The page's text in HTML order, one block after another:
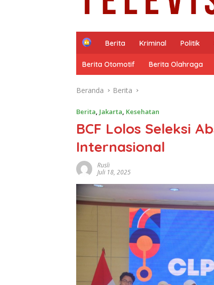
H
m
e
Berita Kriminal Politik
Berita Otomotif Berita Olahraga
Beranda Berita
Berita, Jakarta, Kesehatan
BCF Lolos Seleksi
Internasional
Rusli
Juli 18, 2025